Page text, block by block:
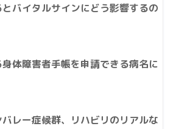
バイタルサインにどう影響するの
体障害者手帳を申請できる病名に
バレー症候群、リハビリのリアルな